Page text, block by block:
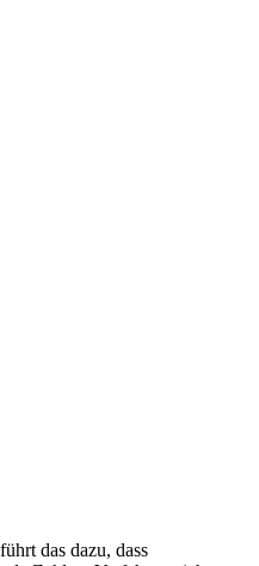
das dazu, dass